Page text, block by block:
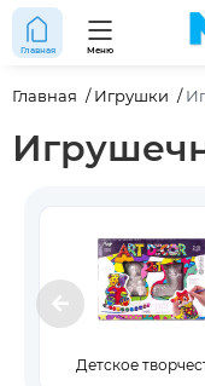
Главная Меню
Главная Игрушки
Детское